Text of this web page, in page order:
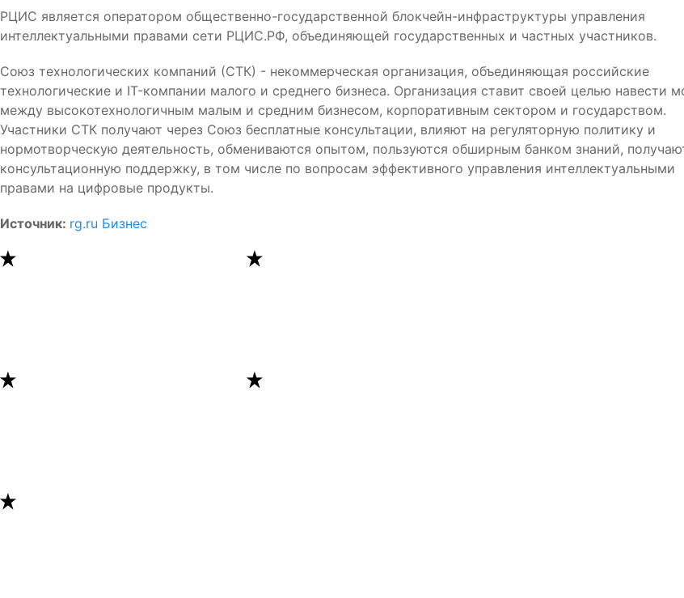
РЦИС является оператором общественно-государственной блокчейн-инфраструктуры управления
интеллектуальными правами сети РЦИС.РФ, объединяющей государственных и частных участников.
Союз технологических компаний (СТК) - некоммерческая организация, объединяющая российские
технологические и IT-компании малого и среднего бизнеса. Организация ставит своей целью навести
между высокотехнологичным малым и средним бизнесом, корпоративным сектором и государством.
Участники СТК получают через Союз бесплатные консультации, влияют на регуляторную политику и
нормотворческую деятельность, обмениваются опытом, пользуются обширным банком знаний,
консультационную поддержку, в том числе по вопросам эффективного управления интеллектуальными
правами на цифровые продукты.
Источник: rg.ru Бизнес